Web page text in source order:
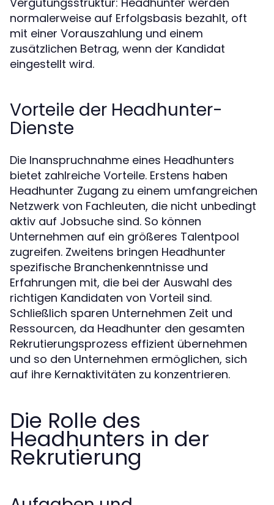
normalerweise auf Erfolgsbasis bezahlt, oft
mit einer Vorauszahlung und einem
zusätzlichen Betrag, wenn der Kandidat
eingestellt wird.
Vorteile der Headhunter-
Dienste
Die Inanspruchnahme eines Headhunters
bietet zahlreiche Vorteile. Erstens haben
Headhunter Zugang zu einem umfangreichen
Netzwerk von Fachleuten, die nicht unbedingt
aktiv auf Jobsuche sind. So können
Unternehmen auf ein größeres Talentpool
zugreifen. Zweitens bringen Headhunter
spezifische Branchenkenntnisse und
Erfahrungen mit, die bei der Auswahl des
richtigen Kandidaten von Vorteil sind.
Schließlich sparen Unternehmen Zeit und
Ressourcen, da Headhunter den gesamten
Rekrutierungsprozess effizient übernehmen
und so den Unternehmen ermöglichen, sich
auf ihre Kernaktivitäten zu konzentrieren.
Die Rolle des
Headhunters in der
Rekrutierung